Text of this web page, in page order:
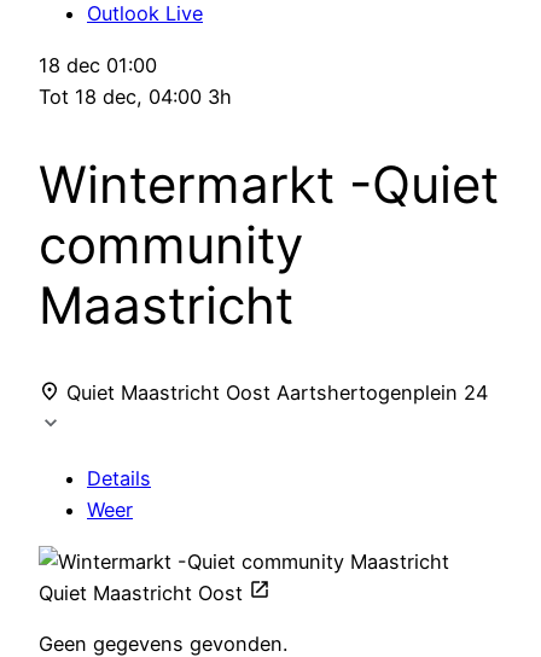
Outlook Live
18 dec 01:00
Tot 18 dec, 04:00 3h
Wintermarkt -Quiet
community
Maastricht
Quiet Maastricht Oost Aartshertogenplein 24
Details
Weer
Quiet Maastricht Oost
Geen gegevens gevonden.